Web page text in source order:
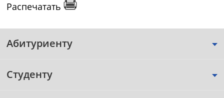
Распечатать
Абитуриенту
Студенту